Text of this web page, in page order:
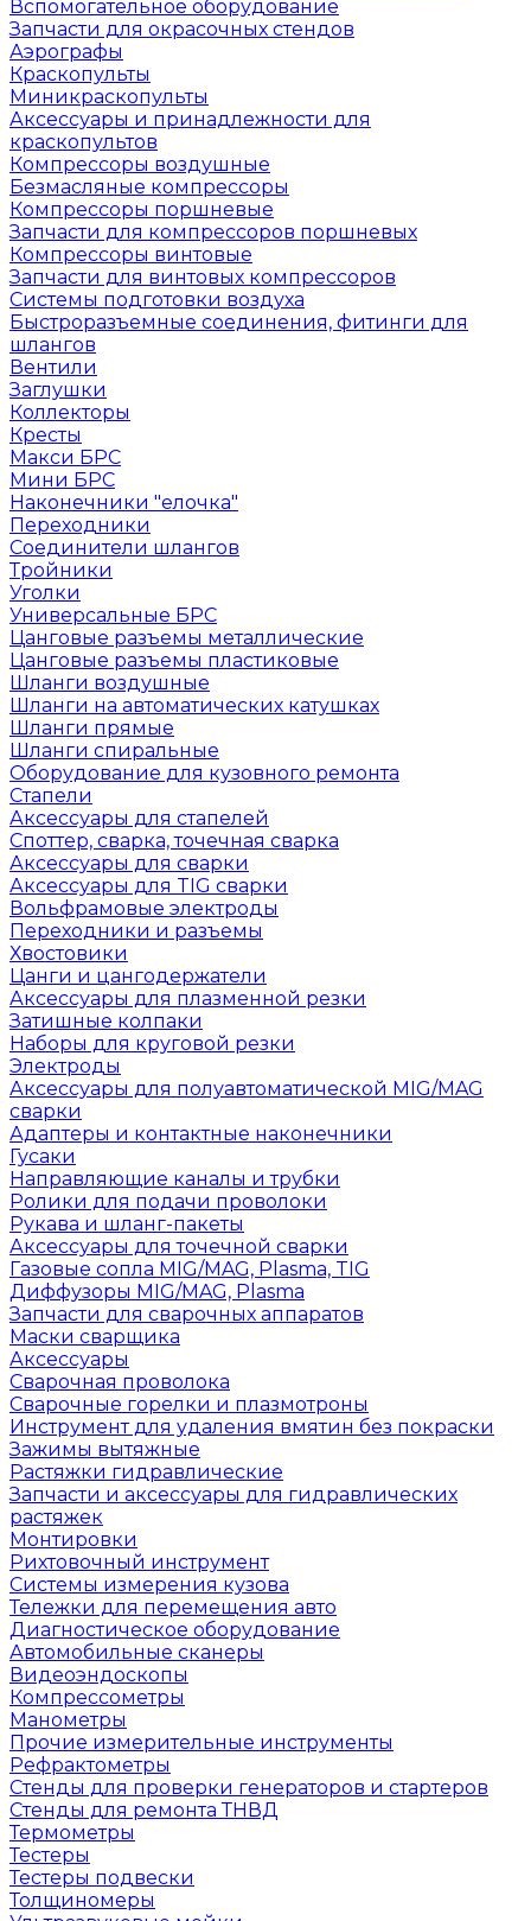
Вспомогательное оборудование
Запчасти для окрасочных стендов
Аэрографы
Краскопульты
Миникраскопульты
Аксессуары и принадлежности для
краскопультов
Компрессоры воздушные
Безмасляные компрессоры
Компрессоры поршневые
Запчасти для компрессоров поршневых
Компрессоры винтовые
Запчасти для винтовых компрессоров
Системы подготовки воздуха
Быстроразъемные соединения, фитинги для
шлангов
Вентили
Заглушки
Коллекторы
Кресты
Макси БРС
Мини БРС
Наконечники "елочка"
Переходники
Соединители шлангов
Тройники
Уголки
Универсальные БРС
Цанговые разъемы металлические
Цанговые разъемы пластиковые
Шланги воздушные
Шланги на автоматических катушках
Шланги прямые
Шланги спиральные
Оборудование для кузовного ремонта
Стапели
Аксессуары для стапелей
Споттер, сварка, точечная сварка
Аксессуары для сварки
Аксессуары для TIG сварки
Вольфрамовые электроды
Переходники и разъемы
Хвостовики
Цанги и цангодержатели
Аксессуары для плазменной резки
Затишные колпаки
Наборы для круговой резки
Электроды
Аксессуары для полуавтоматической MIG/MAG
сварки
Адаптеры и контактные наконечники
Гусаки
Направляющие каналы и трубки
Ролики для подачи проволоки
Рукава и шланг-пакеты
Аксессуары для точечной сварки
Газовые сопла MIG/MAG, Plasma, TIG
Диффузоры MIG/MAG, Plasma
Запчасти для сварочных аппаратов
Маски сварщика
Аксессуары
Сварочная проволока
Сварочные горелки и плазмотроны
Инструмент для удаления вмятин без покраски
Зажимы вытяжные
Растяжки гидравлические
Запчасти и аксессуары для гидравлических
растяжек
Монтировки
Рихтовочный инструмент
Системы измерения кузова
Тележки для перемещения авто
Диагностическое оборудование
Автомобильные сканеры
Видеоэндоскопы
Компрессометры
Манометры
Прочие измерительные инструменты
Рефрактометры
Стенды для проверки генераторов и стартеров
Стенды для ремонта ТНВД
Термометры
Тестеры
Тестеры подвески
Толщиномеры